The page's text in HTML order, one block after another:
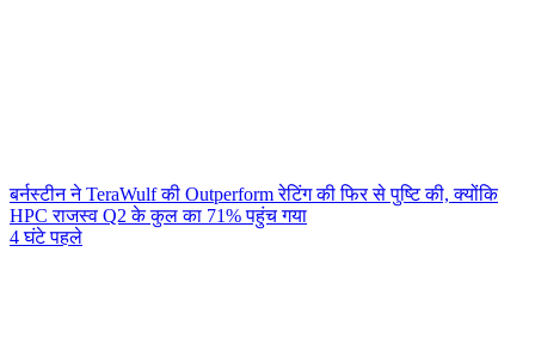
बर्नस्टीन ने TeraWulf की Outperform रेटिंग की फिर से पुष्टि की, क्योंकि
HPC राजस्व Q2 के कुल का 71% पहुंच गया
4 घंटे पहले